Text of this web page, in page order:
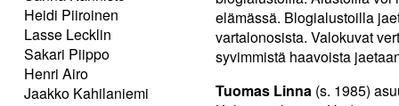
Heidi Piiroinen
Lasse Lecklin
Sakari Piippo
Henri Airo
Jaakko Kahilaniemi
elämässä. Blogialustoilla
vartalonosista. Valokuvat
syvimmistä haavoista
Tuomas Linna (s. 1985)